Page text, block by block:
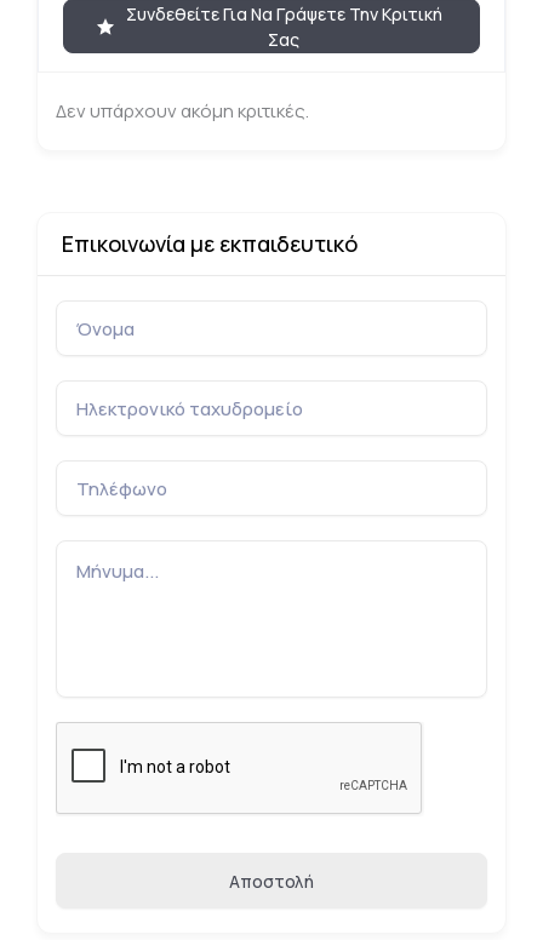
Συνδεθείτε Για Να Γράψετε Την Κριτική
Σας
Δεν υπάρχουν ακόμη κριτικές.
Επικοινωνία με εκπαιδευτικό
Αποστολή